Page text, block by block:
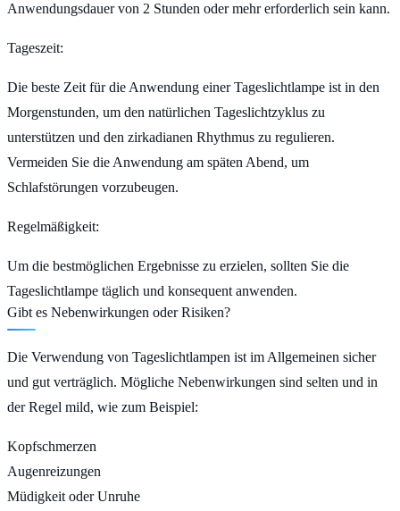
Anwendungsdauer von 2 Stunden oder mehr erforderlich sein kann.
Tageszeit:
Die beste Zeit für die Anwendung einer Tageslichtlampe ist in den
Morgenstunden, um den natürlichen Tageslichtzyklus zu
unterstützen und den zirkadianen Rhythmus zu regulieren.
Vermeiden Sie die Anwendung am späten Abend, um
Schlafstörungen vorzubeugen.
Regelmäßigkeit:
Um die bestmöglichen Ergebnisse zu erzielen, sollten Sie die
Tageslichtlampe täglich und konsequent anwenden.
Gibt es Nebenwirkungen oder Risiken?
Die Verwendung von Tageslichtlampen ist im Allgemeinen sicher
und gut verträglich. Mögliche Nebenwirkungen sind selten und in
der Regel mild, wie zum Beispiel:
Kopfschmerzen
Augenreizungen
Müdigkeit oder Unruhe